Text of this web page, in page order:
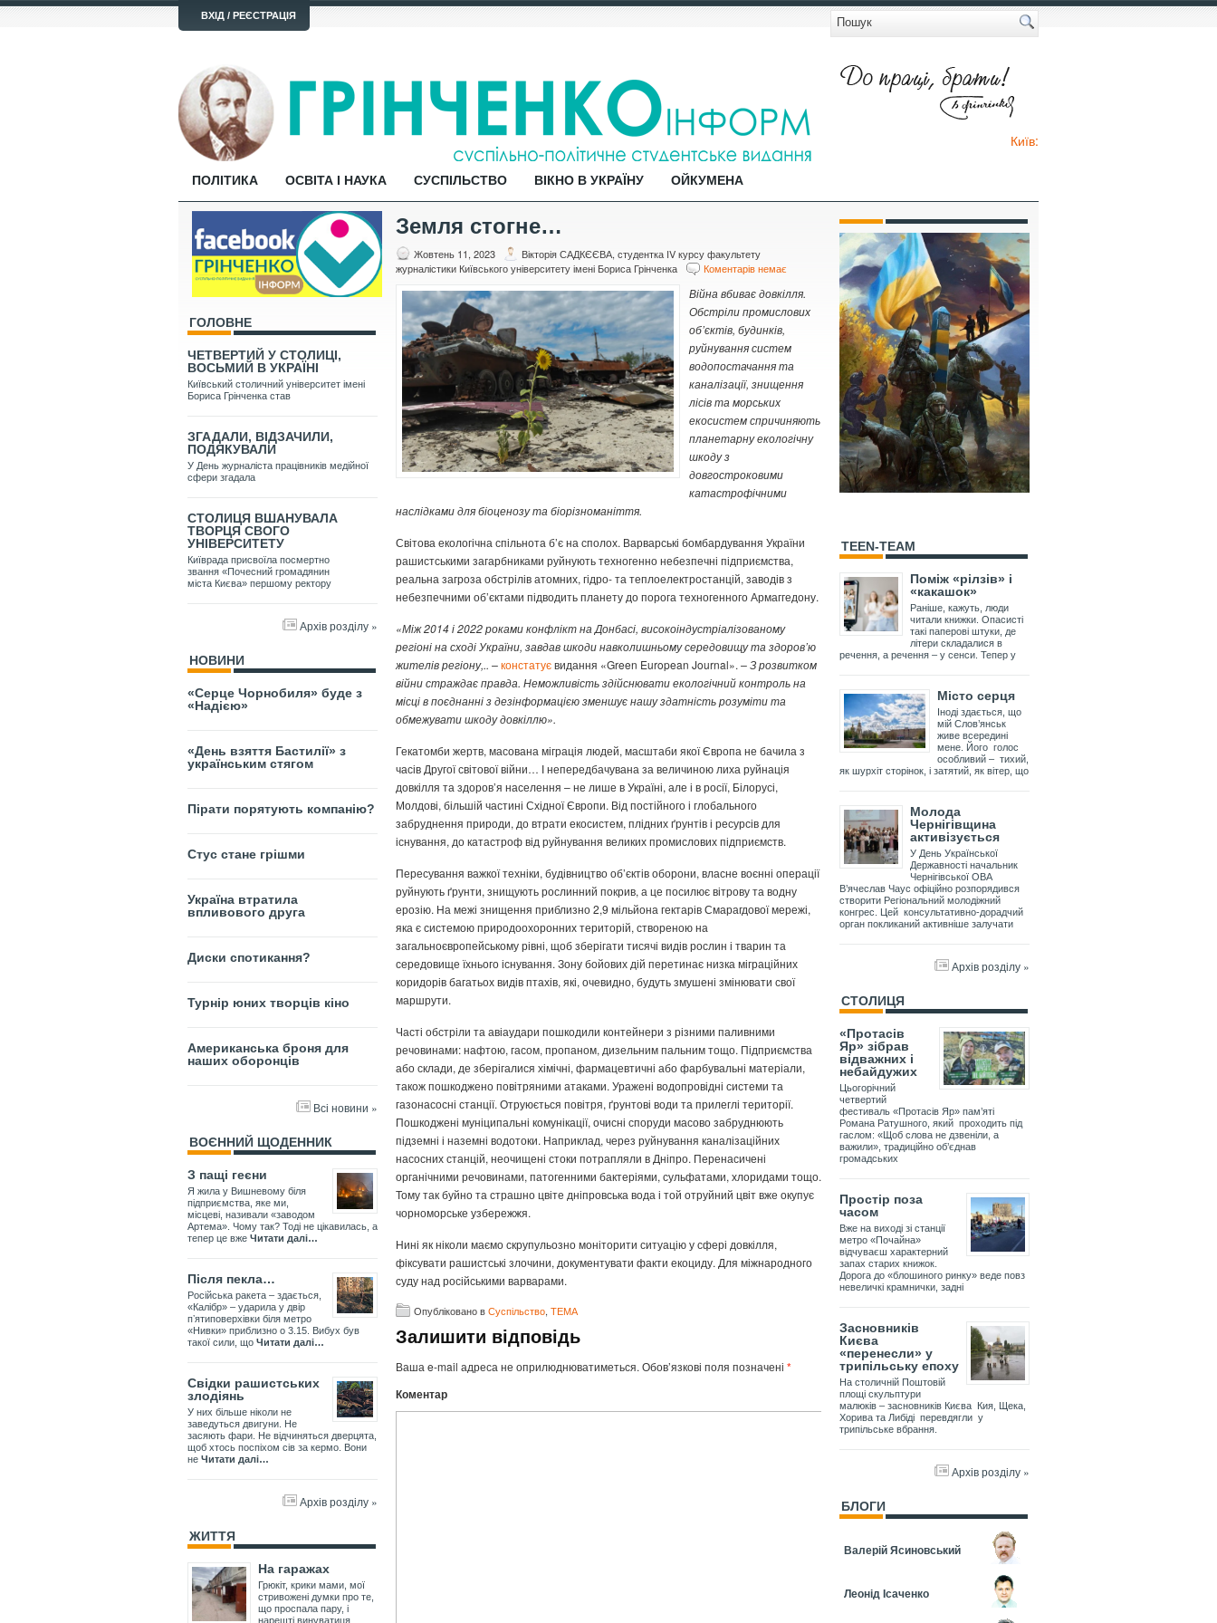
ВХІД / РЕЄСТРАЦІЯ
Київ:
ПОЛІТИКА ОСВІТА І НАУКА СУСПІЛЬСТВО ВІКНО В УКРАЇНУ ОЙКУМЕНА
ГОЛОВНЕ
ЧЕТВЕРТИЙ У СТОЛИЦІ,
ВОСЬМИЙ В УКРАЇНІ
Київський столичний університет імені
Бориса Грінченка став
ЗГАДАЛИ, ВІДЗАЧИЛИ,
ПОДЯКУВАЛИ
У День журналіста працівників медійної
сфери згадала
СТОЛИЦЯ ВШАНУВАЛА
ТВОРЦЯ СВОГО
УНІВЕРСИТЕТУ
Київрада присвоїла посмертно
звання «Почесний громадянин
міста Києва» першому ректору
Архів розділу »
НОВИНИ
«Серце Чорнобиля» буде з
«Надією»
«День взяття Бастилії» з
українським стягом
Пірати порятують компанію?
Стус стане грішми
Україна втратила
впливового друга
Диски спотикання?
Турнір юних творців кіно
Американська броня для
наших оборонців
Всі новини »
ВОЄННИЙ ЩОДЕННИК
З пащі геєни
Я жила у Вишневому біля
підприємства, яке ми,
місцеві, називали «заводом
Артема». Чому так? Тоді не цікавилась, а
тепер це вже Читати далі…
Після пекла…
Російська ракета – здається,
«Калібр» – ударила у двір
пʼятиповерхівки біля метро
«Нивки» приблизно о 3.15. Вибух був
такої сили, що Читати далі…
Свідки рашистських
злодіянь
У них більше ніколи не
заведуться двигуни. Не
засяють фари. Не відчиняться дверцята,
щоб хтось поспіхом сів за кермо. Вони
не Читати далі…
Архів розділу »
ЖИТТЯ
На гаражах
Грюкіт, крики мами, мої
стривожені думки про те,
що проспала пару, і
нарешті винуватиця
Земля стогне…
Жовтень 11, 2023
Вікторія САДКЄЄВА, студентка IV курсу факультету
журналістики Київського університету імені Бориса Грінченка
Коментарів немає
Війна вбиває довкілля.
Обстріли промислових
об’єктів, будинків,
руйнування систем
водопостачання та
каналізації, знищення
лісів та морських
екосистем спричиняють
планетарну екологічну
шкоду з
довгостроковими
катастрофічними
наслідками для біоценозу та біорізноманіття.
Світова екологічна спільнота б’є на сполох. Варварські бомбардування України
рашистськими загарбниками руйнують техногенно небезпечні підприємства,
реальна загроза обстрілів атомних, гідро- та теплоелектростанцій, заводів з
небезпечними об’єктами підводить планету до порога техногенного Армаггедону.
«Між 2014 і 2022 роками конфлікт на Донбасі, високоіндустріалізованому
регіоні на сході України, завдав шкоди навколишньому середовищу та здоров’ю
жителів регіону,.. –констатуєвидання «Green European Journal». – З розвитком
війни страждає правда. Неможливість здійснювати екологічний контроль на
місці в поєднанні з дезінформацією зменшує нашу здатність розуміти та
обмежувати шкоду довкіллю».
Гекатомби жертв, масована міграція людей, масштаби якої Європа не бачила з
часів Другої світової війни… І непередбачувана за величиною лиха руйнація
довкілля та здоров’я населення – не лише в Україні, але і в росії, Білорусі,
Молдові, більшій частині Східної Європи. Від постійного і глобального
забруднення природи, до втрати екосистем, плідних ґрунтів і ресурсів для
існування, до катастроф від руйнування великих промислових підприємств.
Пересування важкої техніки, будівництво об’єктів оборони, власне воєнні операції
руйнують ґрунти, знищують рослинний покрив, а це посилює вітрову та водну
ерозію. На межі знищення приблизно 2,9 мільйона гектарів Смарагдової мережі,
яка є системою природоохоронних територій, створеною на
загальноєвропейському рівні, щоб зберігати тисячі видів рослин і тварин та
середовище їхнього існування. Зону бойових дій перетинає низка міграційних
коридорів багатьох видів птахів, які, очевидно, будуть змушені змінювати свої
маршрути.
Часті обстріли та авіаудари пошкодили контейнери з різними паливними
речовинами: нафтою, гасом, пропаном, дизельним пальним тощо. Підприємства
або склади, де зберігалися хімічні, фармацевтичні або фарбувальні матеріали,
також пошкоджено повітряними атаками. Уражені водопровідні системи та
газонасосні станції. Отруюється повітря, ґрунтові води та прилеглі території.
Пошкоджені муніципальні комунікації, очисні споруди масово забруднюють
підземні і наземні водотоки. Наприклад, через руйнування каналізаційних
насосних станцій, неочищені стоки потрапляли в Дніпро. Перенасичені
органічними речовинами, патогенними бактеріями, сульфатами, хлоридами тощо.
Тому так буйно та страшно цвіте дніпровська вода і той отруйний цвіт вже окупує
чорноморське узбережжя.
Нині як ніколи маємо скрупульозно моніторити ситуацію у сфері довкілля,
фіксувати рашистські злочини, документувати факти екоциду. Для міжнародного
суду над російськими варварами.
Опубліковано вСуспільство, ТЕМА
Залишити відповідь
Ваша e-mail адреса не оприлюднюватиметься. Обов’язкові поля позначені *
Коментар
TEEN-TEAM
Поміж «рілзів» і
«какашок»
Раніше, кажуть, люди
читали книжки. Опасисті
такі паперові штуки, де
літери складалися в
речення, а речення – у сенси. Тепер у
Місто серця
Іноді здається, що
мій Слов’янськ
живе всередині
мене. Його голос
особливий – тихий,
як шурхіт сторінок, і затятий, як вітер, що
Молода
Чернігівщина
активізується
У День Української
Державності начальник
Чернігівської ОВА
В’ячеслав Чаус офіційно розпорядився
створити Регіональний молодіжний
конгрес. Цей консультативно-дорадчий
орган покликаний активніше залучати
Архів розділу »
СТОЛИЦЯ
«Протасів
Яр» зібрав
відважних і
небайдужих
Цьогорічний
четвертий
фестиваль «Протасів Яр» пам’яті
Романа Ратушного, який проходить під
гаслом: «Щоб слова не дзвеніли, а
важили», традиційно об’єднав
громадських
Простір поза
часом
Вже на виході зі станції
метро «Почайна»
відчуваєш характерний
запах старих книжок.
Дорога до «блошиного ринку» веде повз
невеличкі крамнички, задні
Засновників
Києва
«перенесли» у
трипільську епоху
На столичній Поштовій
площі скульптури
малюків – засновників Києва Кия, Щека,
Хорива та Либіді перевдягли у
трипільське вбрання.
Архів розділу »
БЛОГИ
Валерій Ясиновський
Леонід Ісаченко